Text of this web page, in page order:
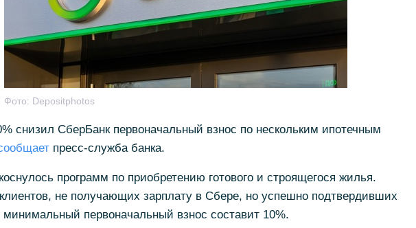
Фото: Depositphotos
снизил СберБанк первоначальный взнос по нескольким ипотечным
пресс-служба банка.
программ по приобретению готового и строящегося жилья.
не получающих зарплату в Сбере, но успешно подтвердивших
первоначальный взнос составит 10%.